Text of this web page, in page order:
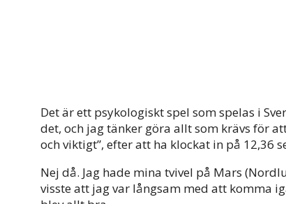
Det är ett psykologiskt spel som spelas i
det, och jag tänker göra allt som krävs för
och viktigt”, efter att ha klockat in på 12,36
Nej då. Jag hade mina tvivel på Mars
visste att jag var långsam med att komma